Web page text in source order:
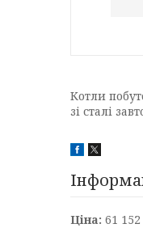
Котли
зі сталі
Ціна: 61